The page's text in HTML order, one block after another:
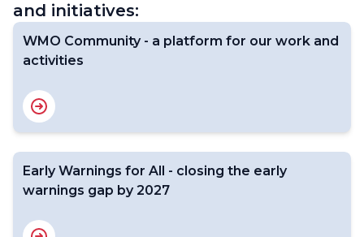
and initiatives:
WMO Community - a platform for our work and
activities
Early Warnings for All - closing the early
warnings gap by 2027